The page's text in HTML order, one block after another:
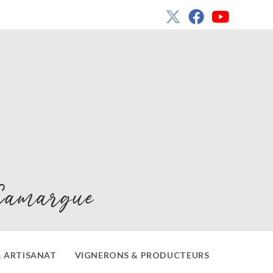
ARTISANAT VIGNERONS & PRODUCTEURS